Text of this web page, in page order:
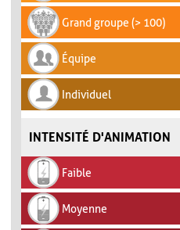
Grand groupe (> 100)
Équipe
Individuel
INTENSITÉ D'ANIMATION
Faible
Moyenne